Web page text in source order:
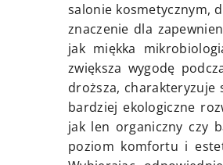
salonie kosmetycznym,
znaczenie dla
jak miękka
zwiększa wygodę
droższa, charakteryzuje
bardziej ekologiczne
jak len organiczny czy
poziom komfortu i